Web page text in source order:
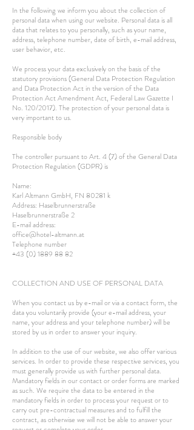
In the following we inform you about the collection of
personal data when using our website. Personal data is all
data that relates to you personally, such as your name,
address, telephone number, date of birth, e-mail address,
user behavior, etc.
We process your data exclusively on the basis of the
statutory provisions (General Data Protection Regulation
and Data Protection Act in the version of the Data
Protection Act Amendment Act, Federal Law Gazette I
No. 120/2017). The protection of your personal data is
very important to us.
Responsible body
The controller pursuant to Art. 4 (7) of the General Data
Protection Regulation (GDPR) is
Name:
Karl Altmann GmbH, FN 80281 k
Address: Haselbrunnerstraße
Haselbrunnerstraße 2
E-mail address:
office@hotel-altmann.at
Telephone number
+43 (0) 1889 88 82
COLLECTION AND USE OF PERSONAL DATA
When you contact us by e-mail or via a contact form, the
data you voluntarily provide (your e-mail address, your
name, your address and your telephone number) will be
stored by us in order to answer your inquiry.
In addition to the use of our website, we also offer various
services. In order to provide these respective services, you
must generally provide us with further personal data.
Mandatory fields in our contact or order forms are marked
as such. We require the data to be entered in the
mandatory fields in order to process your request or to
carry out pre-contractual measures and to fulfill the
contract, as otherwise we will not be able to answer your